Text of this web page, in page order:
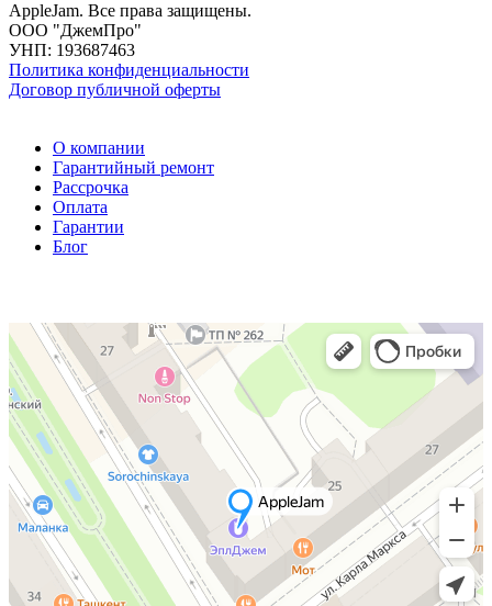
AppleJam. Все права защищены.
ООО "ДжемПро"
УНП: 193687463
Политика конфиденциальности
Договор публичной оферты
О компании
Гарантийный ремонт
Рассрочка
Оплата
Гарантии
Блог